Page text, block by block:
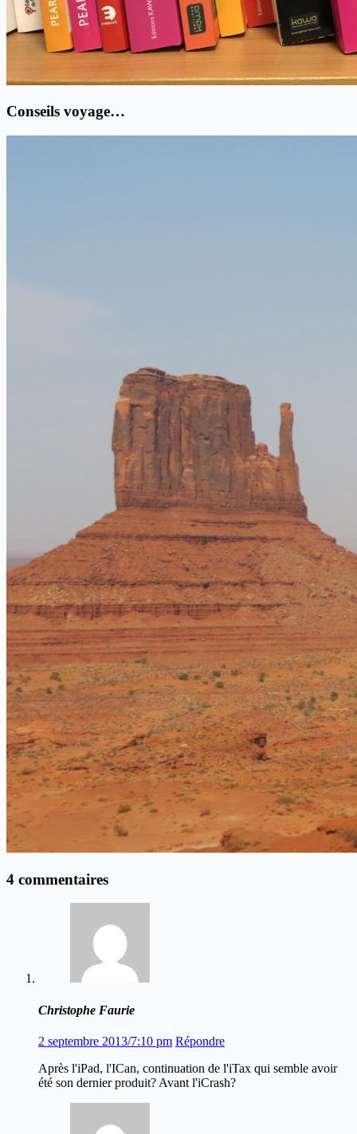
Conseils voyage…
4 commentaires
Christophe Faurie
2 septembre 2013/7:10 pm Répondre
Après l'iPad, l'ICan, continuation de l'iTax qui semble avoir
été son dernier produit? Avant l'iCrash?